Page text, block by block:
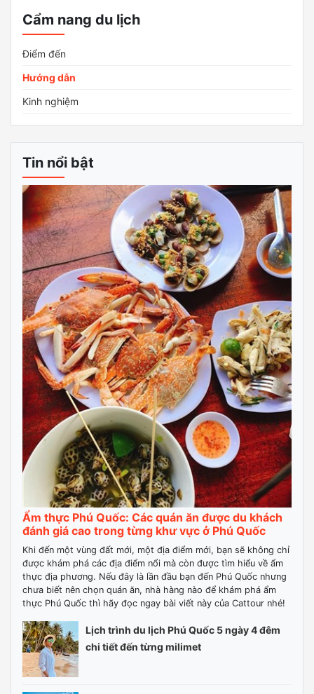
Cẩm nang du lịch
Điểm đến
Hướng dẫn
Kinh nghiệm
Tin nổi bật
Ẩm thực Phú Quốc: Các quán ăn được du khách
đánh giá cao trong từng khư vực ở Phú Quốc
Khi đến một vùng đất mới, một địa điểm mới, bạn sẽ không chỉ
được khám phá các địa điểm nổi mà còn được tìm hiểu về ẩm
thực địa phương. Nếu đây là lần đầu bạn đến Phú Quốc nhưng
chưa biết nên chọn quán ăn, nhà hàng nào để khám phá ẩm
thực Phú Quốc thì hãy đọc ngay bài viết này của Cattour nhé!
Lịch trình du lịch Phú Quốc 5 ngày 4 đêm
chi tiết đến từng milimet